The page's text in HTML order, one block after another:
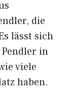
die
lässt sich
in
viele
haben.